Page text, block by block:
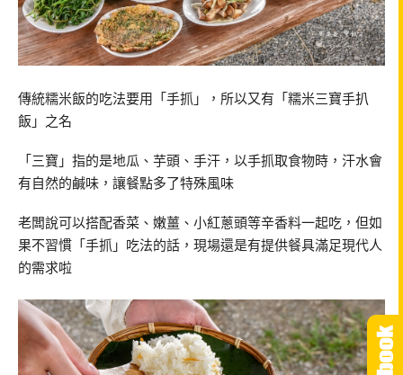
傳統糯米飯的吃法要用「手抓」，所以又有「糯米三寶手扒
飯」之名
「三寶」指的是地瓜、芋頭、手汗，以手抓取食物時，汗水會
有自然的鹹味，讓餐點多了特殊風味
老闆說可以搭配香菜、嫩薑、小紅蔥頭等辛香料一起吃，但如
果不習慣「手抓」吃法的話，現場還是有提供餐具滿足現代人
的需求啦